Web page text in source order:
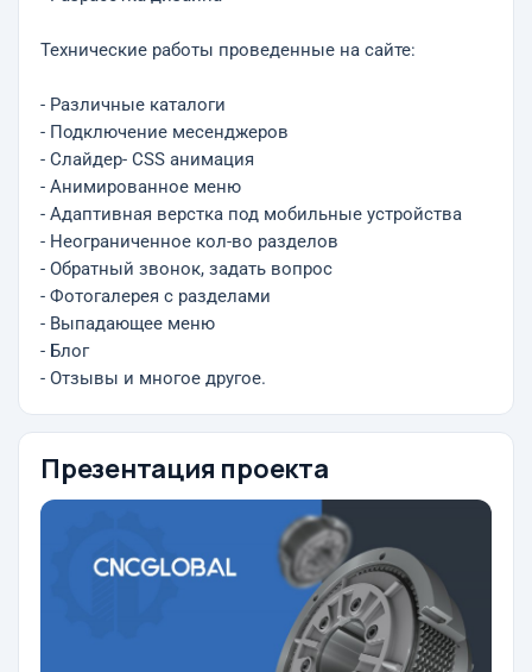
Технические работы проведенные на сайте:
- Различные каталоги
- Подключение месенджеров
- Слайдер- CSS анимация
- Анимированное меню
- Адаптивная верстка под мобильные устройства
- Неограниченное кол-во разделов
- Обратный звонок, задать вопрос
- Фотогалерея с разделами
- Выпадающее меню
- Блог
- Отзывы и многое другое.
Презентация проекта